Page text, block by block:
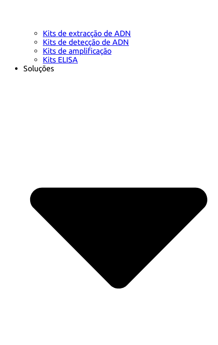
Kits de extracção de ADN
Kits de detecção de ADN
Kits de amplificação
Kits ELISA
Soluções